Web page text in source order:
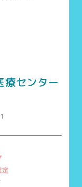
療センター